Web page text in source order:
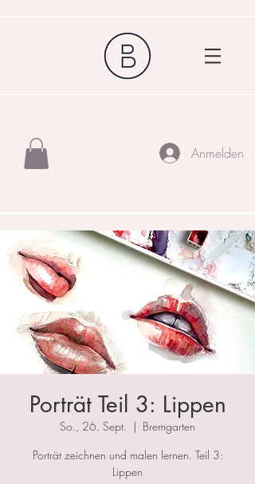
Anmelden
Porträt Teil 3: Lippen
So., 26. Sept.
  |
Bremgarten
Porträt zeichnen und malen lernen. Teil 3:
Lippen